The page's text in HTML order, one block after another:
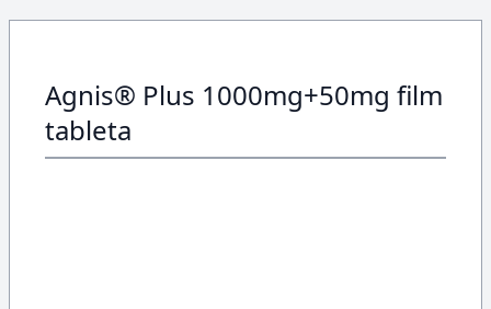
Agnis® Plus 1000mg+50mg film
tableta